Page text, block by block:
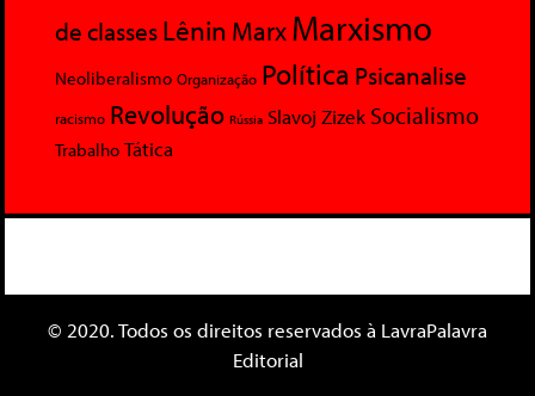
de classesLênin MarxMarxismo
Neoliberalismo Organização Política Psicanalise
racismo Revolução Rússia Slavoj Zizek Socialismo
Trabalho Tática
© 2020. Todos os direitos reservados à LavraPalavra
Editorial